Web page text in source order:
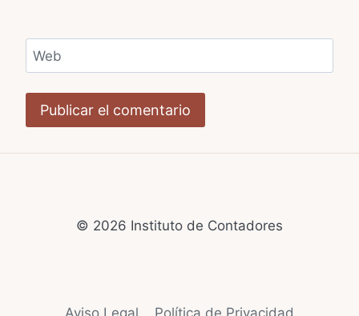
Web
© 2026 Instituto de Contadores
Aviso Legal Política de Privacidad